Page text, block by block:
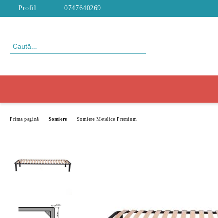
Profil 0747640269
Prima pagină Somiere Somiere Metalice Premium